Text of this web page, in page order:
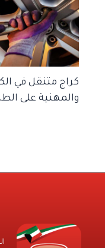
كراج متنقل في
والمهنية على